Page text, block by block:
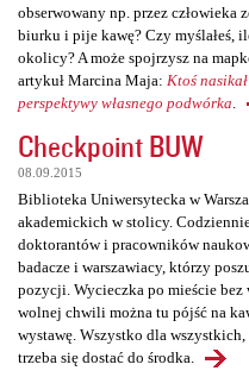
obserwowany np. przez
biurku i pije kawę? Czy myślałeś,
okolicy? A może spojrzysz na
artykuł Marcina Maja: Ktoś
perspektywy własnego podwórka
Checkpoint BUW
08.09.2015
Biblioteka Uniwersytecka w
akademickich w stolicy.
doktorantów i pracowników
badacze i warszawiacy, którzy
pozycji. Wycieczka po mieście
wolnej chwili można tu pójść na
wystawę. Wszystko dla
trzeba się dostać do środka.